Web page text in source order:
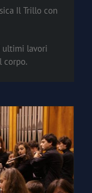
Il Trillo con
ultimi lavori
corpo.